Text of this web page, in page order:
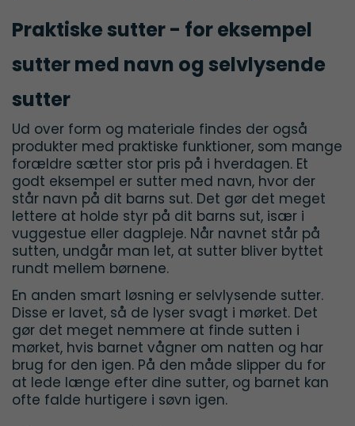
Praktiske sutter - for eksempel
sutter med navn og selvlysende
sutter
Ud over form og materiale findes der også
produkter med praktiske funktioner, som mange
forældre sætter stor pris på i hverdagen. Et
godt eksempel er sutter med navn, hvor der
står navn på dit barns sut. Det gør det meget
lettere at holde styr på dit barns sut, især i
vuggestue eller dagpleje. Når navnet står på
sutten, undgår man let, at sutter bliver byttet
rundt mellem børnene.
En anden smart løsning er selvlysende sutter.
Disse er lavet, så de lyser svagt i mørket. Det
gør det meget nemmere at finde sutten i
mørket, hvis barnet vågner om natten og har
brug for den igen. På den måde slipper du for
at lede længe efter dine sutter, og barnet kan
ofte falde hurtigere i søvn igen.